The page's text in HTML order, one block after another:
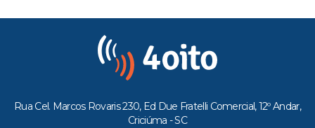
Rua Cel. Marcos Rovaris 230, Ed Due Fratelli Comercial, 12º Andar,
Criciúma - SC